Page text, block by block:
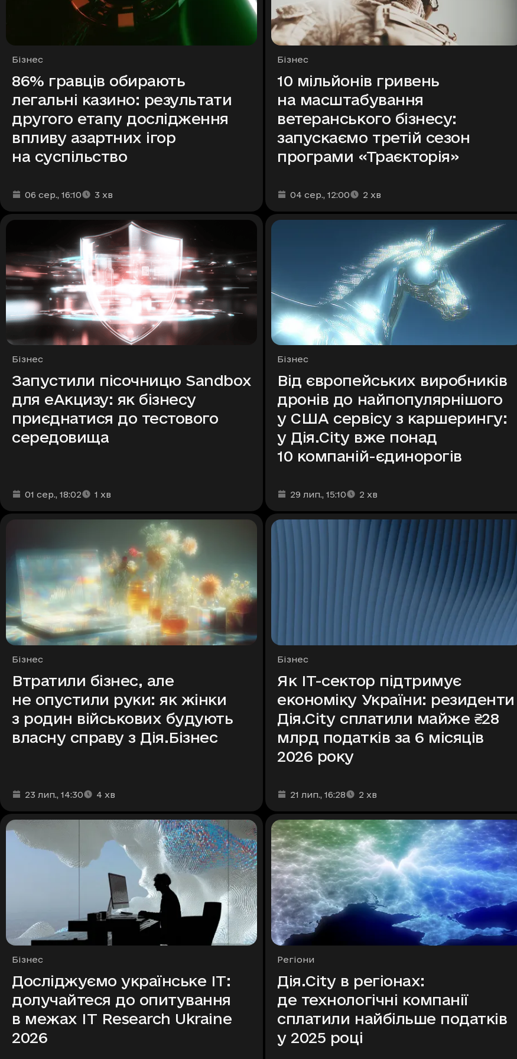
Рубрики
Бізнес
86% гравців обирають
легальні казино: результати
другого етапу дослідження
впливу азартних ігор
на суспільство
Дата та час публікації
06 сер., 16:10
Час читання: 3 хв
Рубрики
Бізнес
10 мільйонів гривень
на масштабування
ветеранського бізнесу:
запускаємо третій сезон
програми «Траєкторія»
Дата та час публікації
04 сер., 12:00
Час читання: 2 хв
Рубрики
Бізнес
Запустили пісочницю Sandbox
для еАкцизу: як бізнесу
приєднатися до тестового
середовища
Дата та час публікації
01 сер., 18:02
Час читання: 1 хв
Рубрики
Бізнес
Від європейських виробників
дронів до найпопулярнішого
у США сервісу з каршерингу:
у Дія.City вже понад
10 компаній-єдинорогів
Дата та час публікації
29 лип., 15:10
Час читання: 2 хв
Рубрики
Бізнес
Втратили бізнес, але
не опустили руки: як жінки
з родин військових будують
власну справу з Дія.Бізнес
Дата та час публікації
23 лип., 14:30
Час читання: 4 хв
Рубрики
Бізнес
Як ІТ-сектор підтримує
економіку України: резиденти
Дія.Сіty сплатили майже ₴28
млрд податків за 6 місяців
2026 року
Дата та час публікації
21 лип., 16:28
Час читання: 2 хв
Рубрики
Бізнес
Досліджуємо українське ІТ:
долучайтеся до опитування
в межах IT Research Ukraine
2026
Рубрики
Регіони
Дія.City в регіонах:
де технологічні компанії
сплатили найбільше податків
у 2025 році